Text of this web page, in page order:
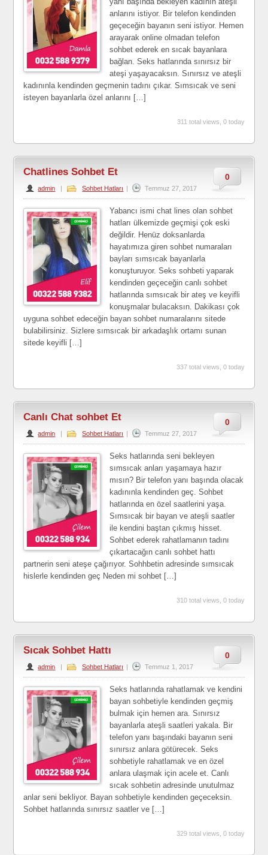
anlarını istiyor. Bir telefon kendinden
geçeceğin bayanın seni istiyor. Hemen
arayarak online olmadan telefon
sohbet ederek en sıcak bayanlara
bağlan. Seks hatlarında sınırsız bir
ateşi yaşayacaksın. Sınırsız ve ateşli
kadınınla kendinden geçmenin tadını çıkar. Sımsıcak ve seni
isteyen bayanlarla özel anlarını […]
311 total views, 0 today
0
Chatlines Sohbet Et
admin | Sohbet Hatları | Temmuz 27, 2017
Yabancı ismi chat lines olan sohbet
hatları ülkemizde geçmişi çok eski
değildir. Henüz doksanlarda
hayatımıza giren sohbet numaraları
bayları sımsıcak bayanlarla
konuşturuyor. Seks sohbeti yaparak
kendinden geçeceğin canlı sohbet
hatlarında sımsıcak bir ateş ve keyifli
konuşmalar bulacaksın. Dakikası çok
uyguna sohbet edeceğin bayan sohbet numaralarını sitede
bulabilirsiniz. Sizlere sımsıcak bir arkadaşlık ortamı sunan
sitede keyifli […]
337 total views, 0 today
0
Canlı Chat sohbet Et
admin | Sohbet Hatları | Temmuz 27, 2017
Seks hatlarında seni bekleyen
sımsıcak anları yaşamaya hazır
mısın? Bir telefon yanı başında olacak
kadınınla kendinden geç. Sohbet
hatlarında en özel saatlerini yaşa.
Sımsıcak bir bayan ve ateşli saatler
ile kendini baştan çıkmış hisset.
Sohbet ederek rahatlamanın tadını
çıkartacağın canlı sohbet hattı
partnerin seni ateşe çağırıyor. Sohhbetin adresinde sımsıcak
hislerle kendinden geç Neden mi sohbet […]
310 total views, 0 today
0
Sıcak Sohbet Hattı
admin | Sohbet Hatları | Temmuz 1, 2017
Seks hatlarında rahatlamak ve kendini
bayan sohbetiyle kendinden geçmiş
bulmak için hemen ara. Sınırsız
bayanlarla ateşli saatleri yakala. Bir
telefon yanı başındaki bayanın seni
sınırsız anlara götürecek. Seks
sohbetiyle rahatlamak ve en özel
anlara ulaşmak için acele et. Canlı
sıcak sohbetin adresinde unutulmaz
anlar seni bekliyor. Bayan sohbetiyle kendinden geçeceksin.
Sohbet hatlarında sınırsız saatler ve […]
329 total views, 0 today